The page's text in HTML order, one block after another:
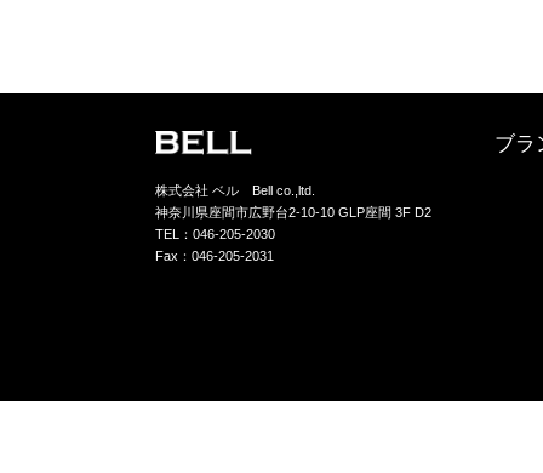
株式会社 ベル Bell co.,ltd.
神奈川県座間市広野台2-10-10 GLP座間 3F D2
TEL：046-205-2030
Fax：046-205-2031
ブラ